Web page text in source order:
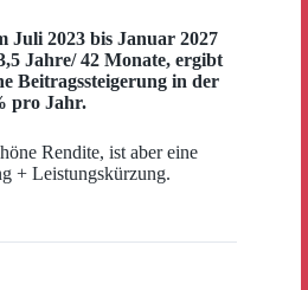
Juli 2023 bis Januar 2027
Jahre/ 42 Monate, ergibt
Beitragssteigerung in der
pro Jahr.
Rendite, ist aber eine
+ Leistungskürzung.